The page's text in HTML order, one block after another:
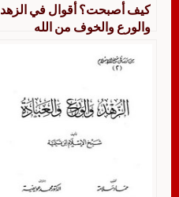
كيف أصبحت؟ أقوال في الزهد
والورع والخوف من الله